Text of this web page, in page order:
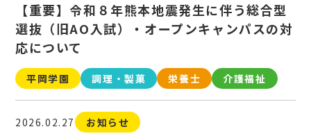
【重要】令和８年熊本地震発生に伴う総合型
選抜（旧AO入試）・オープンキャンパスの対
応について
平岡学園 調理・製菓 栄養士 介護福祉
2026.02.27 お知らせ